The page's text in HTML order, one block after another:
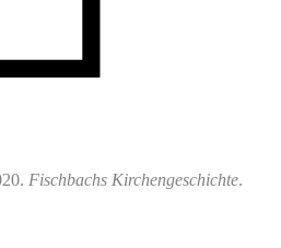
Fischbachs Kirchengeschichte.